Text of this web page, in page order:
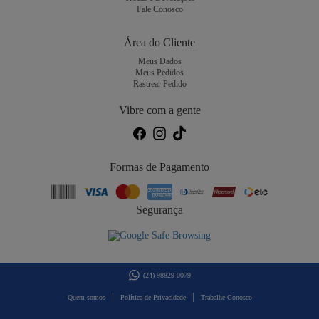
Fale Conosco
Área do Cliente
Meus Dados
Meus Pedidos
Rastrear Pedido
Vibre com a gente
Formas de Pagamento
Segurança
(24) 98829-0079
Quem somos Política de Privacidade Trabalhe Conosco